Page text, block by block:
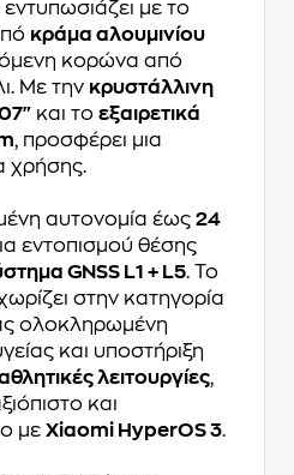
εντυπωσιάζει με το
κράμα αλουμινίου
κορώνα από
Με την κρυστάλλινη
και το εξαιρετικά
, προσφέρει μια
χρήσης.
αυτονομία έως 24
εντοπισμού θέσης
GNSS L1 + L5. Το
στην κατηγορία
ολοκληρωμένη
και υποστήριξη
λειτουργίες,
και
με Xiaomi HyperOS 3.